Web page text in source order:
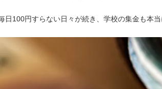
日100円すらない日々が続き、学校の集金も本当